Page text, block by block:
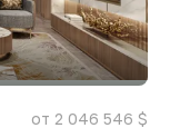
от 2 046 546 $